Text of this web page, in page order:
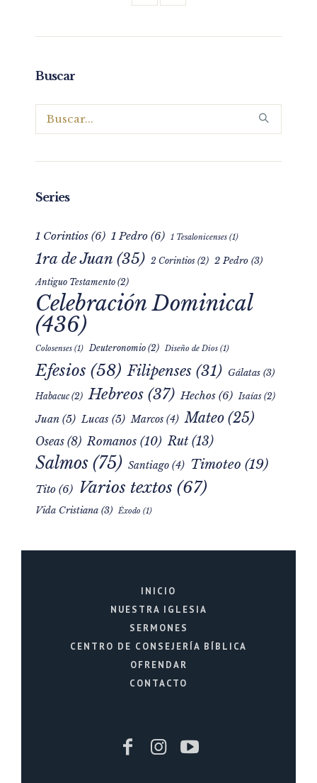
Buscar
Series
1 Corintios (6) 1 Pedro (6) 1 Tesalonicenses (1)
1ra de Juan (35) 2 Corintios (2) 2 Pedro (3)
Antiguo Testamento (2)
Celebración Dominical
(436)
Colosenses (1) Deuteronomio (2) Diseño de Dios (1)
Efesios (58) Filipenses (31) Gálatas (3)
Habacuc (2) Hebreos (37) Hechos (6) Isaías (2)
Juan (5) Lucas (5) Marcos (4) Mateo (25)
Oseas (8) Romanos (10) Rut(13)
Salmos (75) Santiago (4) Timoteo (19)
Tito (6) Varios textos (67)
Vida Cristiana (3) Éxodo (1)
INICIO
NUESTRA IGLESIA
SERMONES
CENTRO DE CONSEJERÍA BÍBLICA
OFRENDAR
CONTACTO